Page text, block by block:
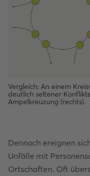
Vergleich: An einem
deutlich seltener
Ampelkreuzung (rechts).
Dennoch ereignen
Unfälle mit
Ortschaften. Oft